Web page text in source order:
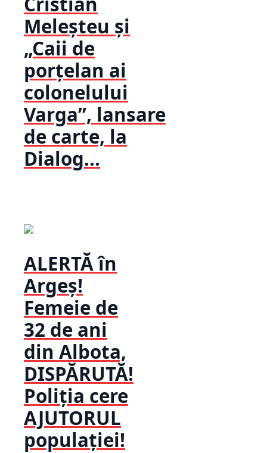
Meleșteu și
„Caii de
porțelan ai
colonelului
Varga”, lansare
de carte, la
Dialog...
ALERTĂ în
Argeș!
Femeie de
32 de ani
din Albota,
DISPĂRUTĂ!
Poliția cere
AJUTORUL
populației!